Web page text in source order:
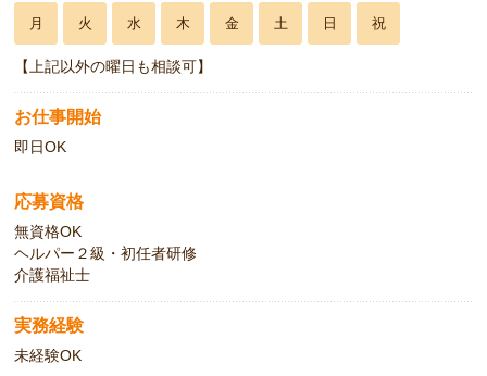
月 火 水 木 金 土 日 祝
【上記以外の曜日も相談可】
お仕事開始
即日OK
応募資格
無資格OK
ヘルパー２級・初任者研修
介護福祉士
実務経験
未経験OK